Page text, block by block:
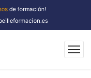
de formación!